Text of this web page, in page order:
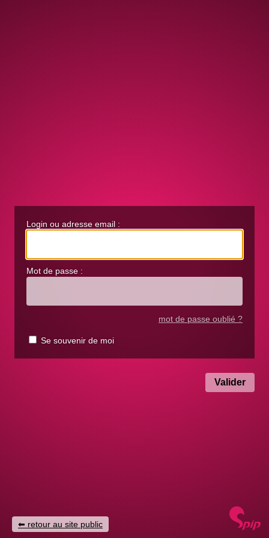
Login ou adresse email :
Mot de passe :
mot de passe oublié ?
Se souvenir de moi
retour au site public